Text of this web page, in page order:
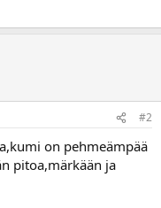
#2
on pehmeämpää
pitoa,märkään ja